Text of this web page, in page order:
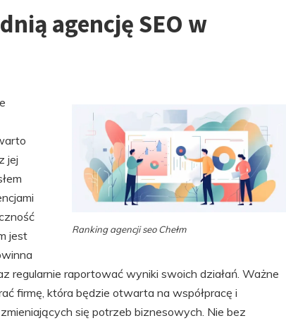
agencję SEO w
Ranking agencji seo Chełm
jej
jest
regularnie raportować wyniki swoich działań. Ważne
firmę, która będzie otwarta na współpracę i
się potrzeb biznesowych. Nie bez